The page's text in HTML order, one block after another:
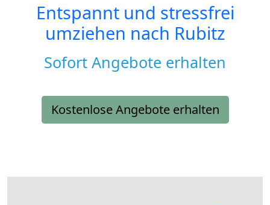
Entspannt und stressfrei
umziehen nach Rubitz
Sofort Angebote erhalten
Kostenlose Angebote erhalten